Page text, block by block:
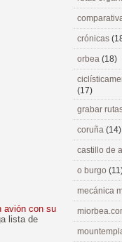
avión con su
lista de
crónicas
orbea (18)
(17)
grabar
coruña (14)
castillo de
o burgo
mecánica